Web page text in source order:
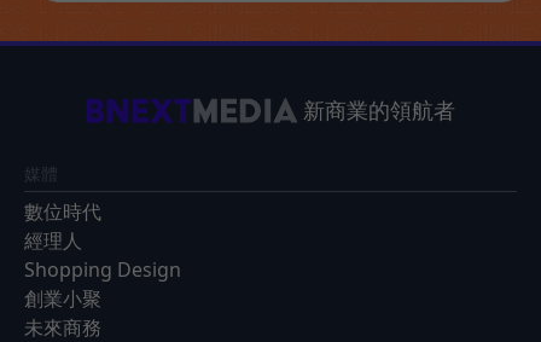
新商業的領航者
媒體
數位時代
經理人
Shopping Design
創業小聚
未來商務